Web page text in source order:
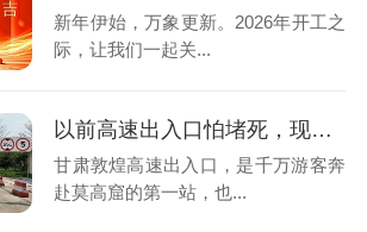
新年伊始，万象更新。2026年开工之
际，让我们一起关...
以前高速出入口怕堵死，现在能秒开移动护栏!
甘肃敦煌高速出入口，是千万游客奔
赴莫高窟的第一站，也...